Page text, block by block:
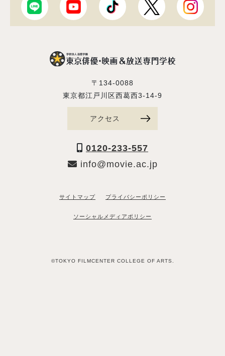
〒134-0088
東京都江戸川区西葛西3-14-9
アクセス
0120-233-557
info@movie.ac.jp
サイトマップ プライバシーポリシー
ソーシャルメディアポリシー
©TOKYO FILMCENTER COLLEGE OF ARTS.